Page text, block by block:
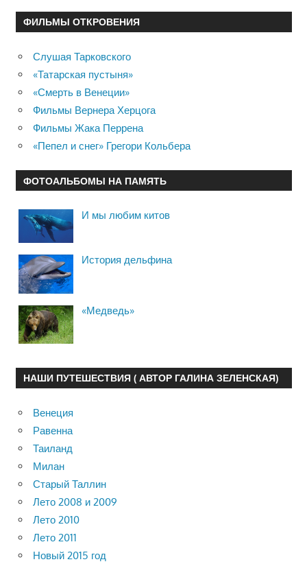
ФИЛЬМЫ ОТКРОВЕНИЯ
Слушая Тарковского
«Татарская пустыня»
«Смерть в Венеции»
Фильмы Вернера Херцога
Фильмы Жака Перрена
«Пепел и снег» Грегори Кольбера
ФОТОАЛЬБОМЫ НА ПАМЯТЬ
И мы любим китов
История дельфина
«Медведь»
НАШИ ПУТЕШЕСТВИЯ ( АВТОР ГАЛИНА ЗЕЛЕНСКАЯ)
Венеция
Равенна
Таиланд
Милан
Старый Таллин
Лето 2008 и 2009
Лето 2010
Лето 2011
Новый 2015 год